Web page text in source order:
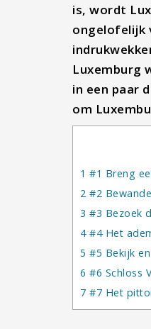
is, wordt
ongelofelijk
Luxemburg
in een paar
om
1 #1 Breng
2 #2
3 #3 Bezoek
4#4 Het
5 #5 Bekijk
6 #6 Schloss
7 #7 Het